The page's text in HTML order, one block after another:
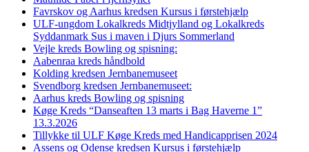
Favrskov og Aarhus kredsen Kursus i førstehjælp
ULF-ungdom Lokalkreds Midtjylland og Lokalkreds
Syddanmark Sus i maven i Djurs Sommerland
Vejle kreds Bowling og spisning:
Aabenraa kreds håndbold
Kolding kredsen Jernbanemuseet
Svendborg kredsen Jernbanemuseet:
Aarhus kreds Bowling og spisning
Køge Kreds “Danseaften 13 marts i Bag Haverne 1”
13.3.2026
Tillykke til ULF Køge Kreds med Handicapprisen 2024
Assens og Odense kredsen Kursus i førstehjælp